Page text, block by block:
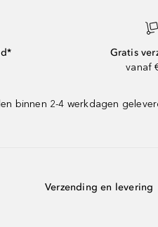
Gratis
vanaf
binnen 2-4 werkdagen
Verzending en levering